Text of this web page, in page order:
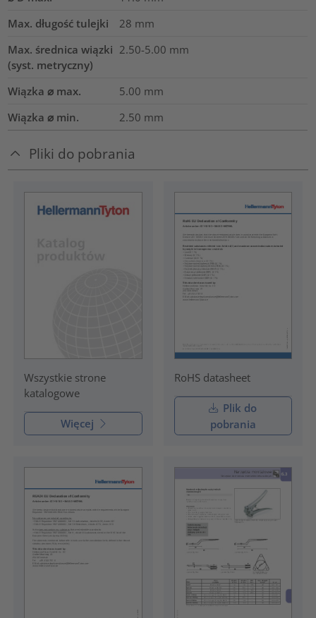
Max. długość tulejki
28 mm
Max. średnica wiązki
(syst. metryczny)
2.50-5.00 mm
Wiązka ⌀ max. 5.00 mm
Wiązka ⌀ min.
2.50 mm
Pliki do pobrania
Wszystkie strone
katalogowe
Więcej
RoHS datasheet
Plik do
pobrania